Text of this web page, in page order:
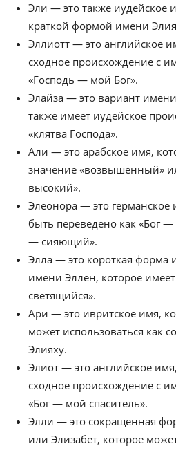
Эли — это также иудейское
краткой формой имени
Эллиотт — это английское
сходное происхождение с
«Господь — мой Бог».
Элайза — это вариант
также имеет иудейское
«клятва Господа».
Али — это арабское имя,
значение «возвышенный»
высокий».
Элеонора — это германское
быть переведено как «Бог
— сияющий».
Элла — это короткая форма
имени Эллен, которое
светящийся».
Ари — это ивритское имя,
может использоваться как
Элияху.
Элиот — это английское
сходное происхождение с
«Бог — мой спаситель».
Элли — это сокращенная
или Элизабет, которое